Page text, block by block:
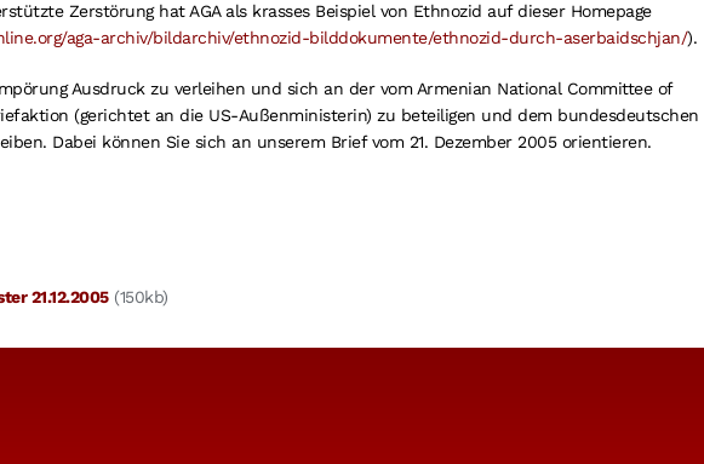
Zerstörung hat AGA als krasses Beispiel von Ethnozid auf dieser Homepage
aga-archiv/bildarchiv/ethnozid-bilddokumente/ethnozid-durch-aserbaidschjan/).
Ausdruck zu verleihen und sich an der vom Armenian National Committee of
(gerichtet an die US-Außenministerin) zu beteiligen und dem bundesdeutschen
Dabei können Sie sich an unserem Brief vom 21. Dezember 2005 orientieren.
21.12.2005(150kb)